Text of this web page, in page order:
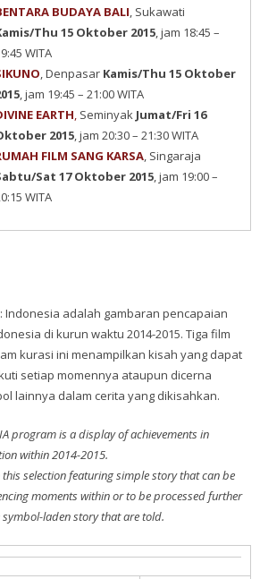
BUDAYA BALI, Sukawati
Thu 15 Oktober 2015, jam 18:45 –
WITA
, Denpasar Kamis/Thu 15 Oktober
, jam 19:45 – 21:00 WITA
EARTH, Seminyak Jumat/Fri 16
2015, jam 20:30 – 21:30 WITA
FILM SANG KARSA, Singaraja
Sat 17 Oktober 2015, jam 19:00 –
WITA
Indonesia adalah gambaran pencapaian
di kurun waktu 2014-2015. Tiga film
kurasi ini menampilkan kisah yang dapat
setiap momennya ataupun dicerna
lainnya dalam cerita yang dikisahkan.
program is a display of achievements in
within 2014-2015.
selection featuring simple story that can be
moments within or to be processed further
laden story that are told.